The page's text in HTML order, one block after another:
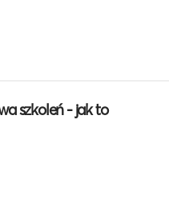
szkoleń - jak to